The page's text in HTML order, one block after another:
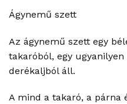
Ágynemű szett
Az ágynemű szett egy
takaróból, egy
derékaljból áll.
A mind a takaró, a párna